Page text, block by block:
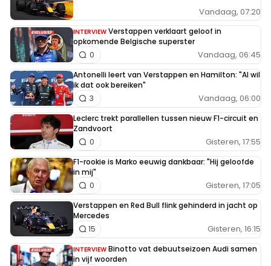
Vandaag, 07:20
INTERVIEW Verstappen verklaart geloof in
opkomende Belgische superster
Vandaag, 06:45
0
Antonelli leert van Verstappen en Hamilton: "Al wil
ik dat ook bereiken"
Vandaag, 06:00
3
Leclerc trekt parallellen tussen nieuw F1-circuit en
Zandvoort
Gisteren, 17:55
0
F1-rookie is Marko eeuwig dankbaar: "Hij geloofde
in mij"
Gisteren, 17:05
0
Verstappen en Red Bull flink gehinderd in jacht op
Mercedes
Gisteren, 16:15
15
INTERVIEW Binotto vat debuutseizoen Audi samen
in vijf woorden